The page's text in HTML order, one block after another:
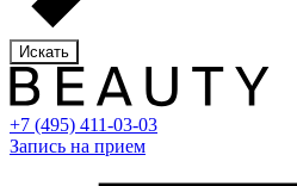
Искать
+7 (495) 411-03-03
Запись на прием